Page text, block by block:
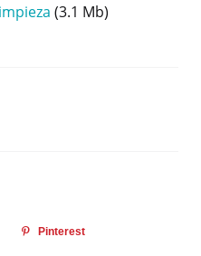
(3.1 Mb)
Pinterest